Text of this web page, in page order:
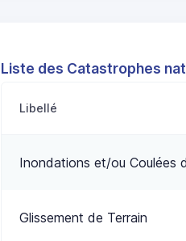
Liste des Catastrophes
Libellé
Inondations et/ou Coulées
Glissement de Terrain